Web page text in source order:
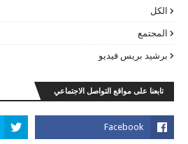
الكل
المجتمع
برشيد بريس فيديو
تابعنا على مواقع التواصل الاجتماعي